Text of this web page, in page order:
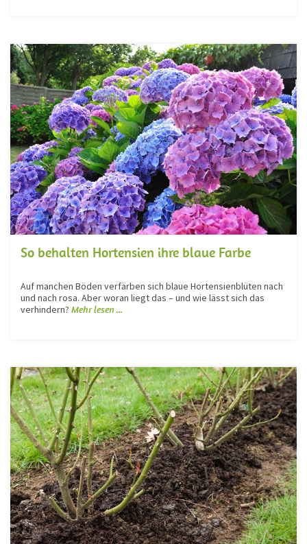
So behalten Hortensien ihre blaue Farbe
Auf manchen Böden verfärben sich blaue Hortensienblüten nach
und nach rosa. Aber woran liegt das – und wie lässt sich das
verhindern? Mehr lesen ...